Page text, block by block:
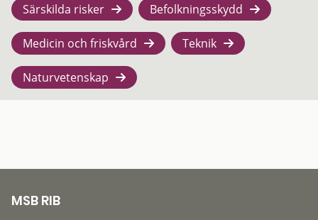
Särskilda risker Befolkningsskydd
Medicin och friskvård Teknik
Naturvetenskap
MSB RIB